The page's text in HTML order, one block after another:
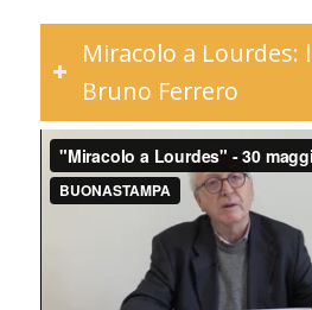
Miracolo a Lourdes:
Bruno Ferrero